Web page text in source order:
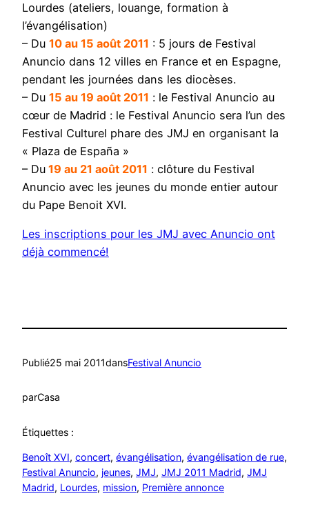
Lourdes (ateliers, louange, formation à
l’évangélisation)
– Du 10 au 15 août 2011 : 5 jours de Festival
Anuncio dans 12 villes en France et en Espagne,
pendant les journées dans les diocèses.
– Du 15 au 19 août 2011 : le Festival Anuncio au
cœur de Madrid : le Festival Anuncio sera l’un des
Festival Culturel phare des JMJ en organisant la
« Plaza de España »
– Du 19 au 21 août 2011 : clôture du Festival
Anuncio avec les jeunes du monde entier autour
du Pape Benoit XVI.
Les inscriptions pour les JMJ avec Anuncio ont
déjà commencé!
Publié25 mai 2011dansFestival Anuncio
parCasa
Étiquettes :
Benoît XVI, concert, évangélisation, évangélisation de rue
Festival Anuncio, jeunes, JMJ, JMJ 2011 Madrid, JMJ
Madrid, Lourdes, mission, Première annonce